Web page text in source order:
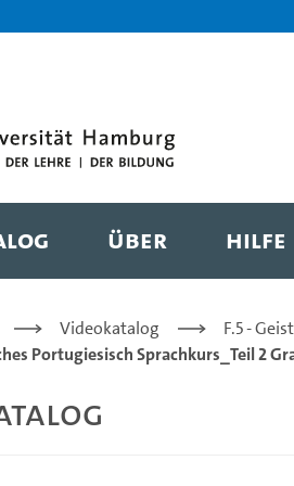
Über Hilfe
|
Videokatalog F.5 -
Portugiesisch Sprachkurs_Teil 2